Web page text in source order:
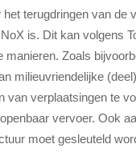
het terugdringen van de
is. Dit kan volgens
manieren. Zoals
milieuvriendelijke
van verplaatsingen te
vervoer. Ook
moet gesleuteld